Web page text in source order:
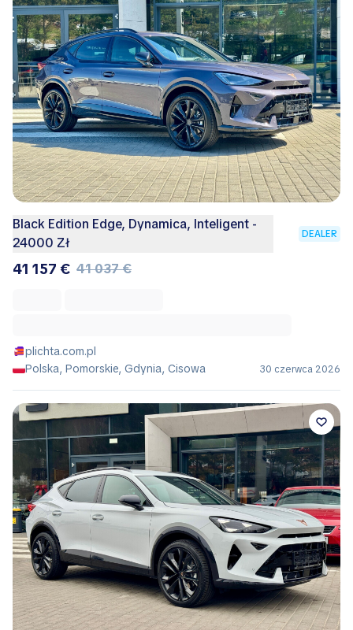
Black Edition Edge, Dynamica, Inteligent -
24000 Zł
DEALER
41 157 € 41 037 €
plichta.com.pl
Polska, Pomorskie, Gdynia, Cisowa
30 czerwca 2026